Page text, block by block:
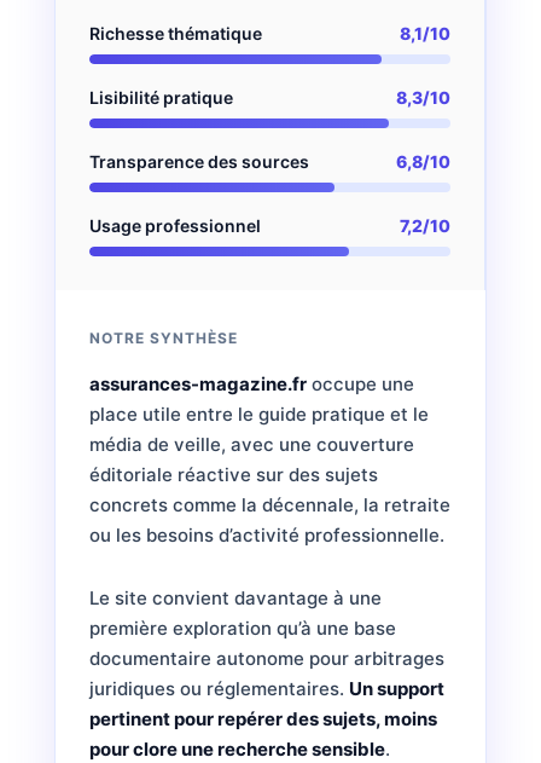
Richesse thématique 8,1/10
Lisibilité pratique 8,3/10
Transparence des sources 6,8/10
Usage professionnel 7,2/10
NOTRE SYNTHÈSE
assurances-magazine.froccupe une
place utile entre le guide pratique et le
média de veille, avec une couverture
éditoriale réactive sur des sujets
concrets comme la décennale, la retraite
ou les besoins d’activité professionnelle.
Le site convient davantage à une
première exploration qu’à une base
documentaire autonome pour arbitrages
juridiques ou réglementaires. Un support
pertinent pour repérer des sujets, moins
pour clore une recherche sensible.